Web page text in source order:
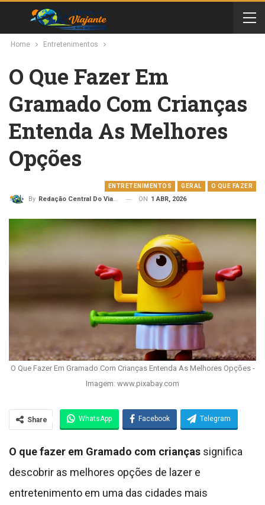
Home Entretenimentos
O Que Fazer Em
Gramado Com Crianças
Entenda As Melhores
Opções
ENTRETENIMENTOS GERAL O QUE FAZER
By Redação Central Do Viajante ON 1 ABR, 2026
O Que Fazer Em Gramado Com Crianças Entenda As Melhores Opções -
Imagem: www.pixabay.com
Share WhatsApp Facebook Telegram
O que fazer em Gramado com crianças significa
descobrir as melhores opções de lazer e
entretenimento em uma das cidades mais